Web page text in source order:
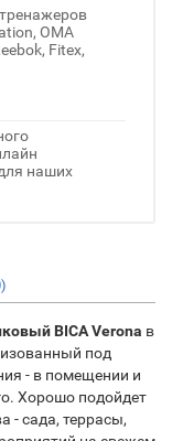
OMA
Fitex,
наших
BICA Verona в
под
- в помещении и
Хорошо подойдет
- сада, террасы,